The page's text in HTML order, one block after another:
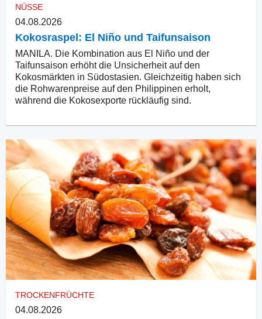
NÜSSE
04.08.2026
Kokosraspel: El Niño und Taifunsaison
MANILA. Die Kombination aus El Niño und der
Taifunsaison erhöht die Unsicherheit auf den
Kokosmärkten in Südostasien. Gleichzeitig haben sich
die Rohwarenpreise auf den Philippinen erholt,
während die Kokosexporte rückläufig sind.
TROCKENFRÜCHTE
04.08.2026